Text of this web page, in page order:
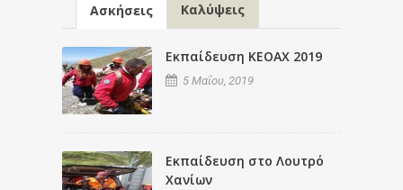
Ασκήσεις Καλύψεις
Εκπαίδευση ΚΕΟΑΧ 2019
5 Μαΐου, 2019
Εκπαίδευση στο Λουτρό
Χανίων